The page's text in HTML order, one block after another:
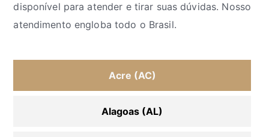
disponível para atender e tirar suas dúvidas. Nosso
atendimento engloba todo o Brasil.
Acre (AC)
Alagoas (AL)